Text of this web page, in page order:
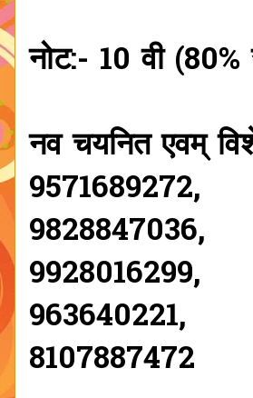
नोट:- 10 वी
नव चयनित एवम्
9571689272,
9828847036,
9928016299,
963640221,
8107887472